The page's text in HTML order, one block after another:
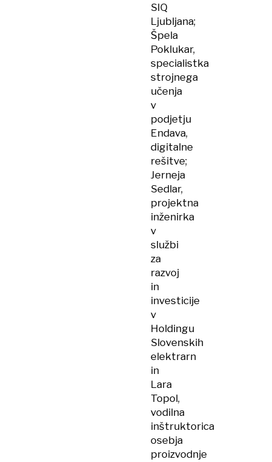
SIQ
Ljubljana;
Špela
Poklukar,
specialistka
strojnega
učenja
v
podjetju
Endava,
digitalne
rešitve;
Jerneja
Sedlar,
projektna
inženirka
v
službi
za
razvoj
in
investicije
v
Holdingu
Slovenskih
elektrarn
in
Lara
Topol,
vodilna
inštruktorica
osebja
proizvodnje